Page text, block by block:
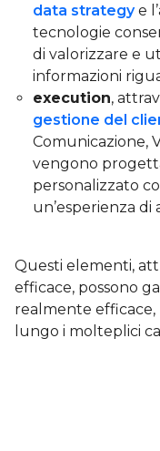
data strategye
tecnologie
di valorizzare e
informazioni
execution,
gestione del
Comunicazione,
vengono
personalizzato
un’esperienza di
Questi elementi,
efficace, possono
realmente
lungo i molteplici